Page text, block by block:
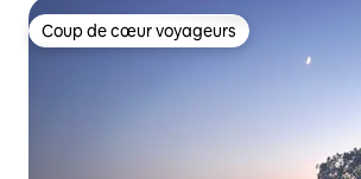
Coup de cœur voyageurs
Coup de cœur voyageurs